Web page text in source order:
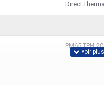
Direct
PM65-TPH-